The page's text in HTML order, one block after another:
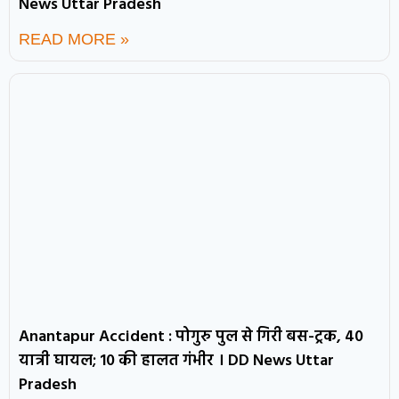
READ MORE »
Anantapur Accident : पोगुरु पुल से गिरी बस-ट्रक, 40
यात्री घायल; 10 की हालत गंभीर । DD News Uttar
Pradesh